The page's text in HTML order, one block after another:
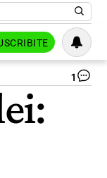
1